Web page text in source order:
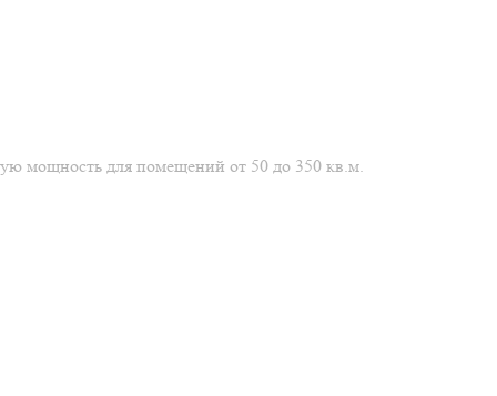
мощность для помещений от 50 до 350 кв.м.